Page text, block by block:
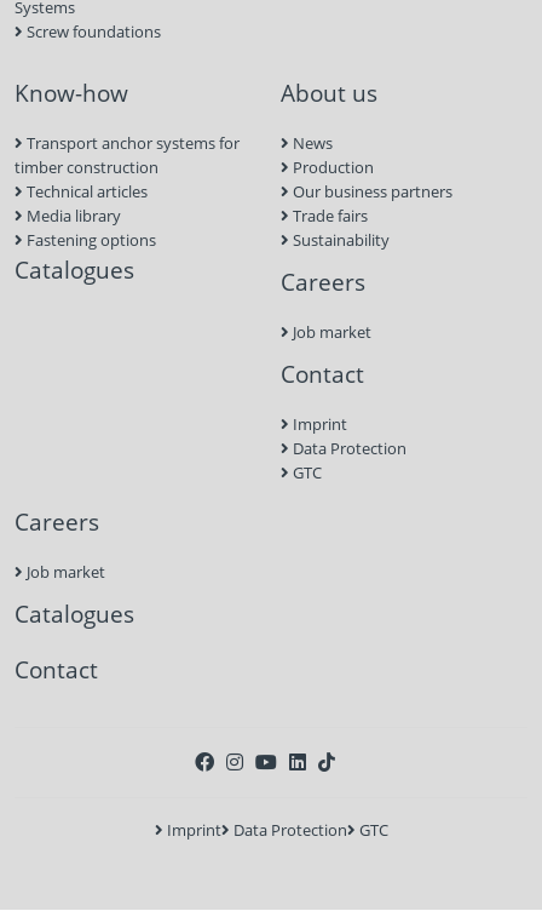
Systems
Screw foundations
Know-how
Transport anchor systems for
timber construction
Technical articles
Media library
Fastening options
Catalogues
About us
News
Production
Our business partners
Trade fairs
Sustainability
Careers
Job market
Contact
Imprint
Data Protection
GTC
Careers
Job market
Catalogues
Contact
Imprint Data Protection GTC